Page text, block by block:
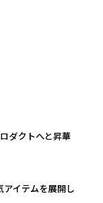
ダクトへと昇華
アイテムを展開し